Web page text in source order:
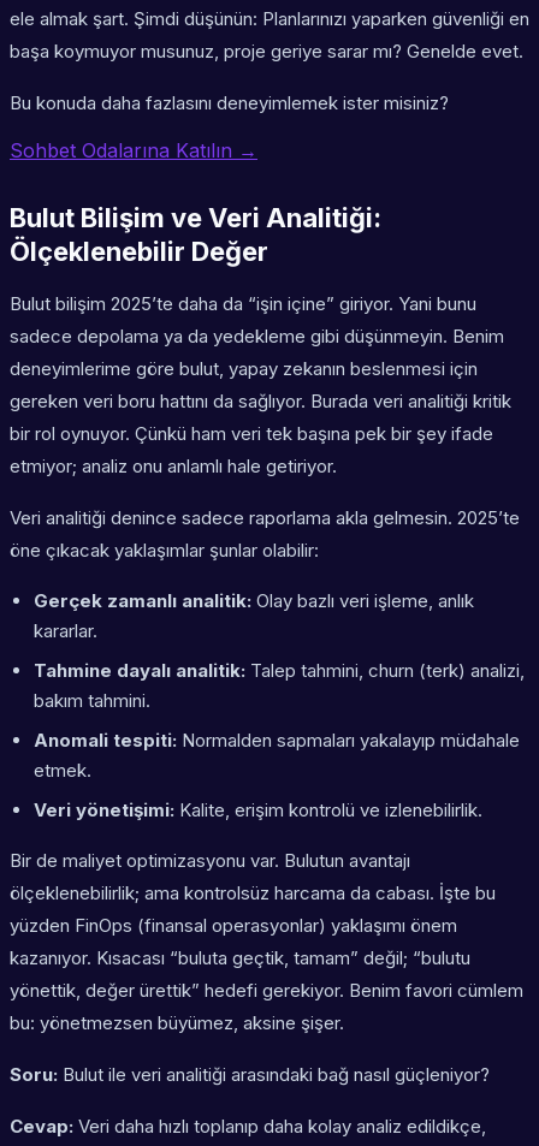
ele almak şart. Şimdi düşünün: Planlarınızı yaparken güvenliği en
başa koymuyor musunuz, proje geriye sarar mı? Genelde evet.
Bu konuda daha fazlasını deneyimlemek ister misiniz?
Sohbet Odalarına Katılın →
Bulut Bilişim ve Veri Analitiği:
Ölçeklenebilir Değer
Bulut bilişim 2025’te daha da “işin içine” giriyor. Yani bunu
sadece depolama ya da yedekleme gibi düşünmeyin. Benim
deneyimlerime göre bulut, yapay zekanın beslenmesi için
gereken veri boru hattını da sağlıyor. Burada veri analitiği kritik
bir rol oynuyor. Çünkü ham veri tek başına pek bir şey ifade
etmiyor; analiz onu anlamlı hale getiriyor.
Veri analitiği denince sadece raporlama akla gelmesin. 2025’te
öne çıkacak yaklaşımlar şunlar olabilir:
Gerçek zamanlı analitik: Olay bazlı veri işleme, anlık
kararlar.
Tahmine dayalı analitik: Talep tahmini, churn (terk) analizi,
bakım tahmini.
Anomali tespiti: Normalden sapmaları yakalayıp müdahale
etmek.
Veri yönetişimi: Kalite, erişim kontrolü ve izlenebilirlik.
Bir de maliyet optimizasyonu var. Bulutun avantajı
ölçeklenebilirlik; ama kontrolsüz harcama da cabası. İşte bu
yüzden FinOps (finansal operasyonlar) yaklaşımı önem
kazanıyor. Kısacası “buluta geçtik, tamam” değil; “bulutu
yönettik, değer ürettik” hedefi gerekiyor. Benim favori cümlem
bu: yönetmezsen büyümez, aksine şişer.
Soru: Bulut ile veri analitiği arasındaki bağ nasıl güçleniyor?
Cevap: Veri daha hızlı toplanıp daha kolay analiz edildikçe,